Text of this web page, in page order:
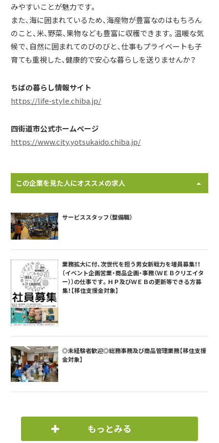
みやすいことが魅力です。
また、海に囲まれているため、海産物が豊富なのはもちろん
のこと、米、野菜、果物なども豊富に収穫できます。温暖な気
候で、自然に囲まれてのびのびと、仕事もプライベートも子
育ても重視した、健康的で安心な暮らしを送りませんか？
ちばの暮らし情報サイト
https://life-style.chiba.jp/
四街道市公式ホームページ
https://www.city.yotsukaido.chiba.jp/
この企業を見た人にオススメの求人
サービススタッフ（整備職）
業務拡大に付、次世代を担う男女新戦力を増員募集！！
〔イベント企画営業・商品企画・事務（ＷＥＢクリエイタ
ー）〕の仕事です。ＨＰ及びＷＥＢの更新等できる方募
集！【移住支援金対象】
◎未経験者歓迎◎総務事務及び商品管理業務【移住支援
金対象】
もっとみる